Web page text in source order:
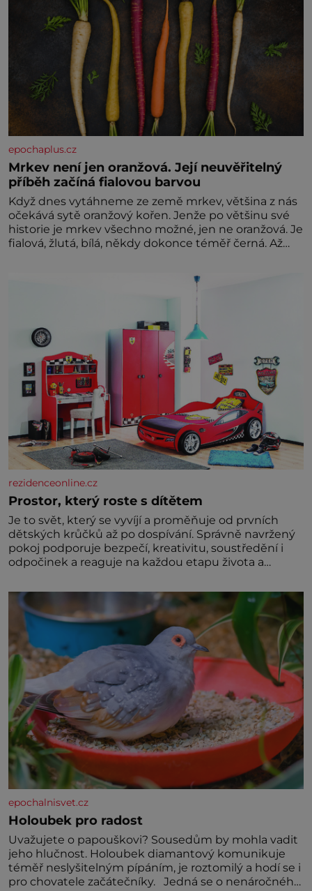
epochaplus.cz
Mrkev není jen oranžová. Její neuvěřitelný
příběh začíná fialovou barvou
Když dnes vytáhneme ze země mrkev, většina z nás
očekává sytě oranžový kořen. Jenže po většinu své
historie je mrkev všechno možné, jen ne oranžová. Je
fialová, žlutá, bílá, někdy dokonce téměř černá. Až
nedokážeme představit. Její příběh je
rezidenceonline.cz
Prostor, který roste s dítětem
Je to svět, který se vyvíjí a proměňuje od prvních
dětských krůčků až po dospívání. Správně navržený
pokoj podporuje bezpečí, kreativitu, soustředění i
odpočinek a reaguje na každou etapu života a
jednoduchost, měkkost a bezpečí, proto by pokoj
miminka měl působit především klidně a útulně.
Předškolní věk je
epochalnisvet.cz
Holoubek pro radost
Uvažujete o papouškovi? Sousedům by mohla vadit
jeho hlučnost. Holoubek diamantový komunikuje
téměř neslyšitelným pípáním, je roztomilý a hodí se i
pro chovatele začátečníky. Jedná se o nenáročného